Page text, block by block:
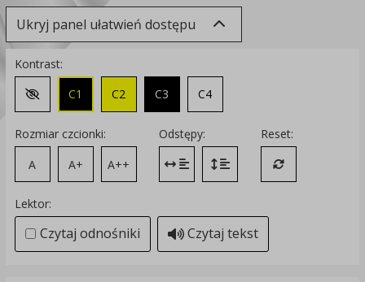
Ukryj panel ułatwień dostępu
Kontrast:
Zmień kontrast na domyślny
C1 C2 C3 C4
Rozmiar czcionki:
A
A+ A++
Odstępy:
Zmień odstęp między literami
Zmień interlinię i margines
Reset:
Przywróć
Lektor:
Czytaj odnośniki Czytaj tekst